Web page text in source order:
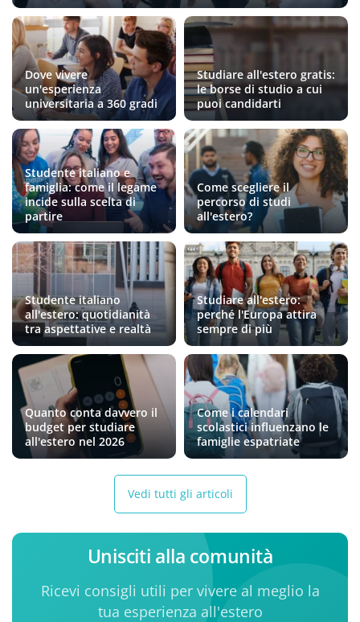
Dove vivere
un'esperienza
universitaria a 360 gradi
Studiare all'estero gratis:
le borse di studio a cui
puoi candidarti
Studente italiano e
famiglia: come il legame
incide sulla scelta di
partire
Come scegliere il
percorso di studi
all'estero?
Studente italiano
all'estero: quotidianità
tra aspettative e realtà
Studiare all'estero:
perché l'Europa attira
sempre di più
Quanto conta davvero il
budget per studiare
all'estero nel 2026
Come i calendari
scolastici influenzano le
famiglie espatriate
Vedi tutti gli articoli
Unisciti alla comunità
Ricevi consigli utili per vivere al meglio la
tua esperienza all'estero